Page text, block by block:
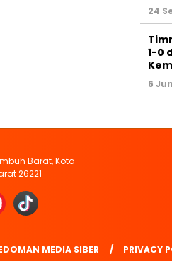
24
1-0
6
Barat, Kota
26221
MEDIA SIBER PRIVACY